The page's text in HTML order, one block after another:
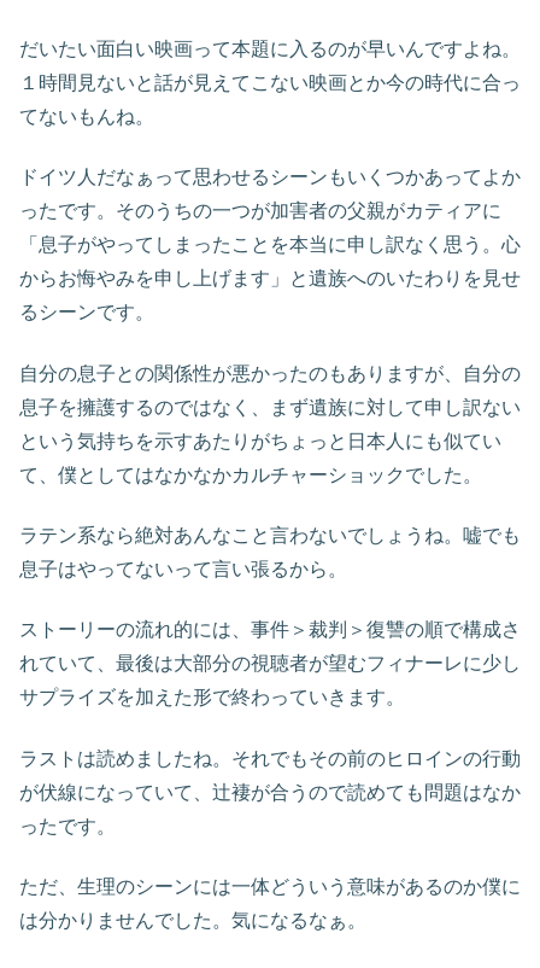
だいたい面白い映画って本題に入るのが早いんですよね。
１時間見ないと話が見えてこない映画とか今の時代に合っ
てないもんね。
ドイツ人だなぁって思わせるシーンもいくつかあってよか
ったです。そのうちの一つが加害者の父親がカティアに
「息子がやってしまったことを本当に申し訳なく思う。心
からお悔やみを申し上げます」と遺族へのいたわりを見せ
るシーンです。
自分の息子との関係性が悪かったのもありますが、自分の
息子を擁護するのではなく、まず遺族に対して申し訳ない
という気持ちを示すあたりがちょっと日本人にも似てい
て、僕としてはなかなかカルチャーショックでした。
ラテン系なら絶対あんなこと言わないでしょうね。嘘でも
息子はやってないって言い張るから。
ストーリーの流れ的には、事件＞裁判＞復讐の順で構成さ
れていて、最後は大部分の視聴者が望むフィナーレに少し
サプライズを加えた形で終わっていきます。
ラストは読めましたね。それでもその前のヒロインの行動
が伏線になっていて、辻褄が合うので読めても問題はなか
ったです。
ただ、生理のシーンには一体どういう意味があるのか僕に
は分かりませんでした。気になるなぁ。